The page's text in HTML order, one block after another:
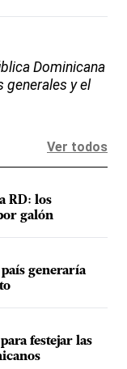
Dominicana
generales y el
Ver todos
RD: los
galón
generaría
festejar las